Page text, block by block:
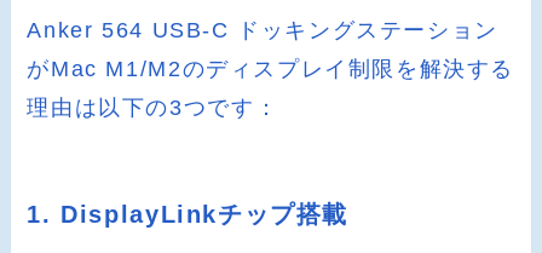
Anker 564 USB-C ドッキングステーション
がMac M1/M2のディスプレイ制限を解決する
理由は以下の3つです：
1. DisplayLinkチップ搭載